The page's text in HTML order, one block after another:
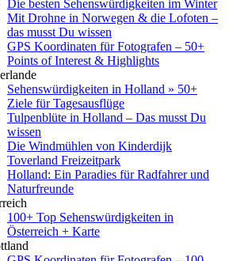
Die besten Sehenswürdigkeiten im Winter
Mit Drohne in Norwegen & die Lofoten –
das musst Du wissen
GPS Koordinaten für Fotografen – 50+
Points of Interest & Highlights
Sehenswürdigkeiten in Holland » 50+
Ziele für Tagesausflüge
Tulpenblüte in Holland – Das musst Du
wissen
Die Windmühlen von Kinderdijk
Toverland Freizeitpark
Holland: Ein Paradies für Radfahrer und
Naturfreunde
100+ Top Sehenswürdigkeiten in
Österreich + Karte